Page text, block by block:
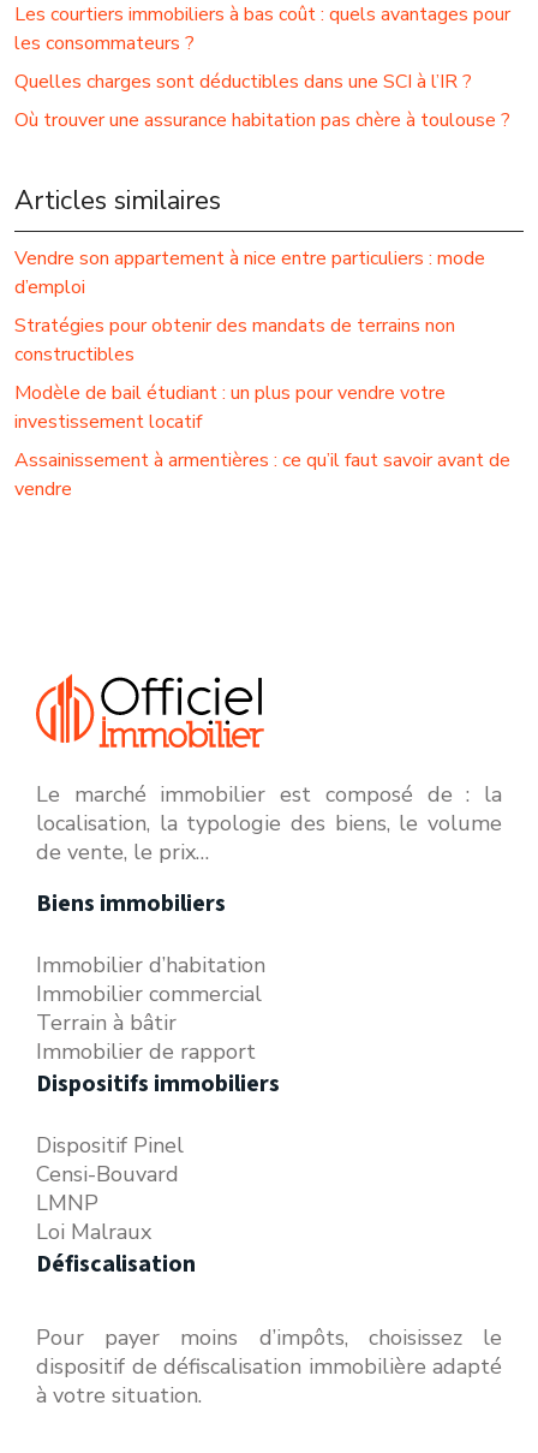
Les courtiers immobiliers à bas coût : quels avantages pour
les consommateurs ?
Quelles charges sont déductibles dans une SCI à l’IR ?
Où trouver une assurance habitation pas chère à toulouse ?
Articles similaires
Vendre son appartement à nice entre particuliers : mode
d’emploi
Stratégies pour obtenir des mandats de terrains non
constructibles
Modèle de bail étudiant : un plus pour vendre votre
investissement locatif
Assainissement à armentières : ce qu’il faut savoir avant de
vendre
Le marché immobilier est composé de : la
localisation, la typologie des biens, le volume
de vente, le prix…
Biens immobiliers
Immobilier d’habitation
Immobilier commercial
Terrain à bâtir
Immobilier de rapport
Dispositifs immobiliers
Dispositif Pinel
Censi-Bouvard
LMNP
Loi Malraux
Défiscalisation
Pour payer moins d’impôts, choisissez le
dispositif de défiscalisation immobilière adapté
à votre situation.